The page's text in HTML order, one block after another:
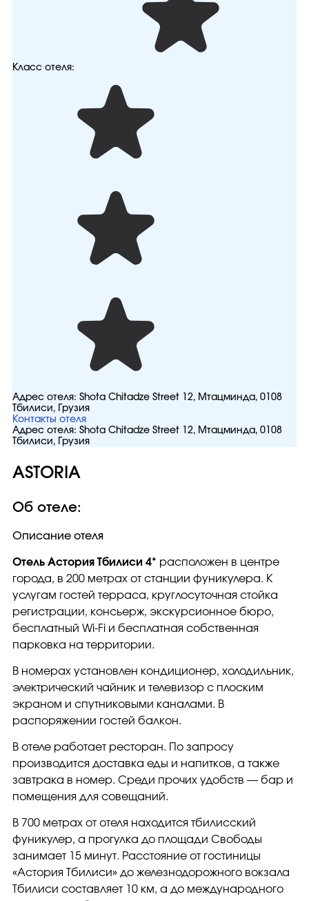
Класс отеля:
Адрес отеля: Shota Chitadze Street 12, Мтацминда, 0108
Тбилиси, Грузия
Контакты отеля
Адрес отеля: Shota Chitadze Street 12, Мтацминда, 0108
Тбилиси, Грузия
ASTORIA
Об отеле:
Описание отеля
Отель Астория Тбилиси 4* расположен в центре
города, в 200 метрах от станции фуникулера. К
услугам гостей терраса, круглосуточная стойка
регистрации, консьерж, экскурсионное бюро,
бесплатный Wi-Fi и бесплатная собственная
парковка на территории.
В номерах установлен кондиционер, холодильник,
электрический чайник и телевизор с плоским
экраном и спутниковыми каналами. В
распоряжении гостей балкон.
В отеле работает ресторан. По запросу
производится доставка еды и напитков, а также
завтрака в номер. Среди прочих удобств — бар и
помещения для совещаний.
В 700 метрах от отеля находится тбилисский
фуникулер, а прогулка до площади Свободы
занимает 15 минут. Расстояние от гостиницы
«Астория Тбилиси» до железнодорожного вокзала
Тбилиси составляет 10 км, а до международного